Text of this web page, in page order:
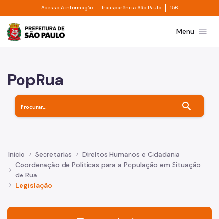
Pular para o Conteúdo principal
Acesso à informação Divisor de acesso à informação
Transparência São Paulo Divisor de
156
Prefeitura de São PauloMenu menu
PopRua
search
Início Secretarias
Direitos Humanos e Cidadania
Coordenação de Políticas para a População em Situação
de Rua
Legislação